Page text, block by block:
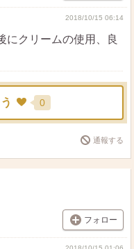
2018/10/15 06:14
にクリームの使用、良
0
通報する
フォロー